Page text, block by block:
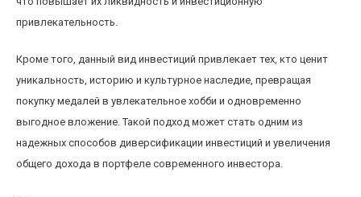
привлекательность.
Кроме того, данный вид инвестиций привлекает тех, кто ценит
уникальность, историю и культурное наследие, превращая
покупку медалей в увлекательное хобби и одновременно
выгодное вложение. Такой подход может стать одним из
надежных способов диверсификации инвестиций и увеличения
общего дохода в портфеле современного инвестора.